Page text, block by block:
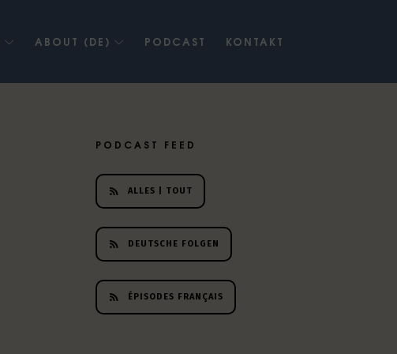
ABOUT (DE) PODCAST KONTAKT
PODCAST FEED
ALLES | TOUT
DEUTSCHE FOLGEN
ÉPISODES FRANÇAIS